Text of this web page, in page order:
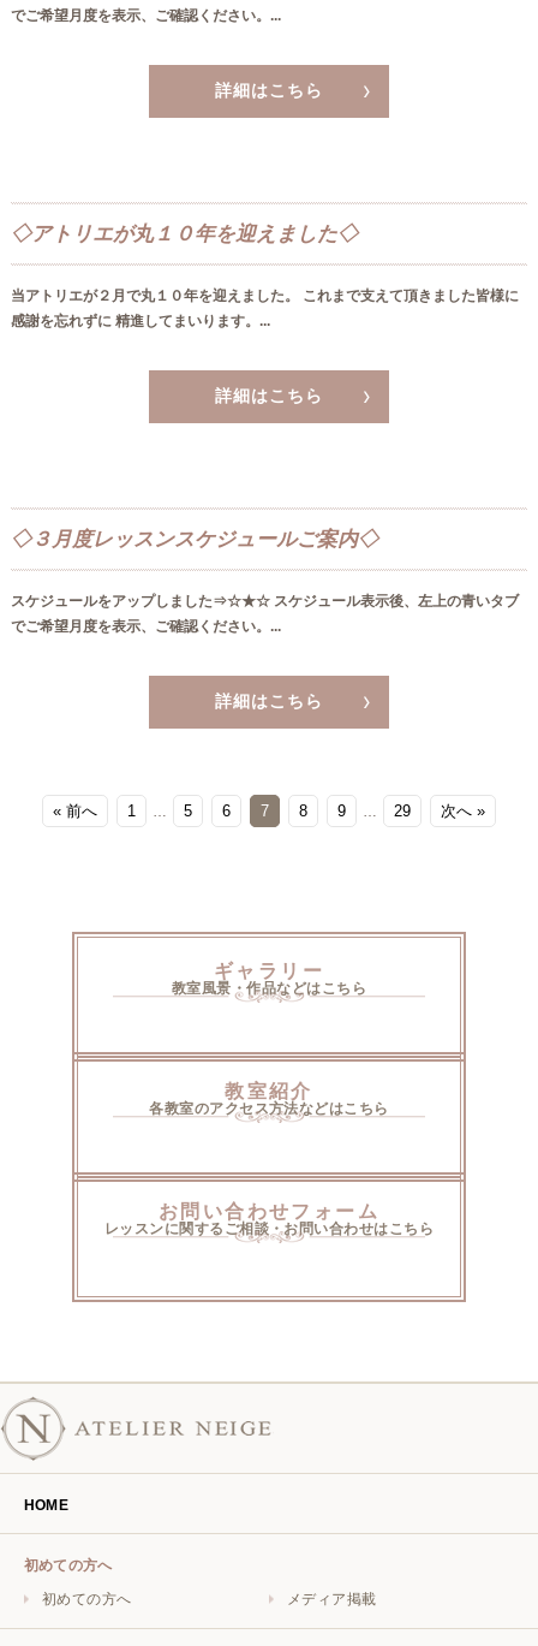
でご希望月度を表示、ご確認ください。...
詳細はこちら
◇アトリエが丸１０年を迎えました◇
当アトリエが２月で丸１０年を迎えました。 これまで支えて頂きました皆様に
感謝を忘れずに 精進してまいります。...
詳細はこちら
◇３月度レッスンスケジュールご案内◇
スケジュールをアップしました⇒☆★☆ スケジュール表示後、左上の青いタブ
でご希望月度を表示、ご確認ください。...
詳細はこちら
« 前へ 1 … 5 6 7 8 9 … 29 次へ »
ギャラリー
教室風景・作品などはこちら
教室紹介
各教室のアクセス方法などはこちら
お問い合わせフォーム
レッスンに関するご相談・お問い合わせはこちら
HOME
初めての方へ
初めての方へ
メディア掲載